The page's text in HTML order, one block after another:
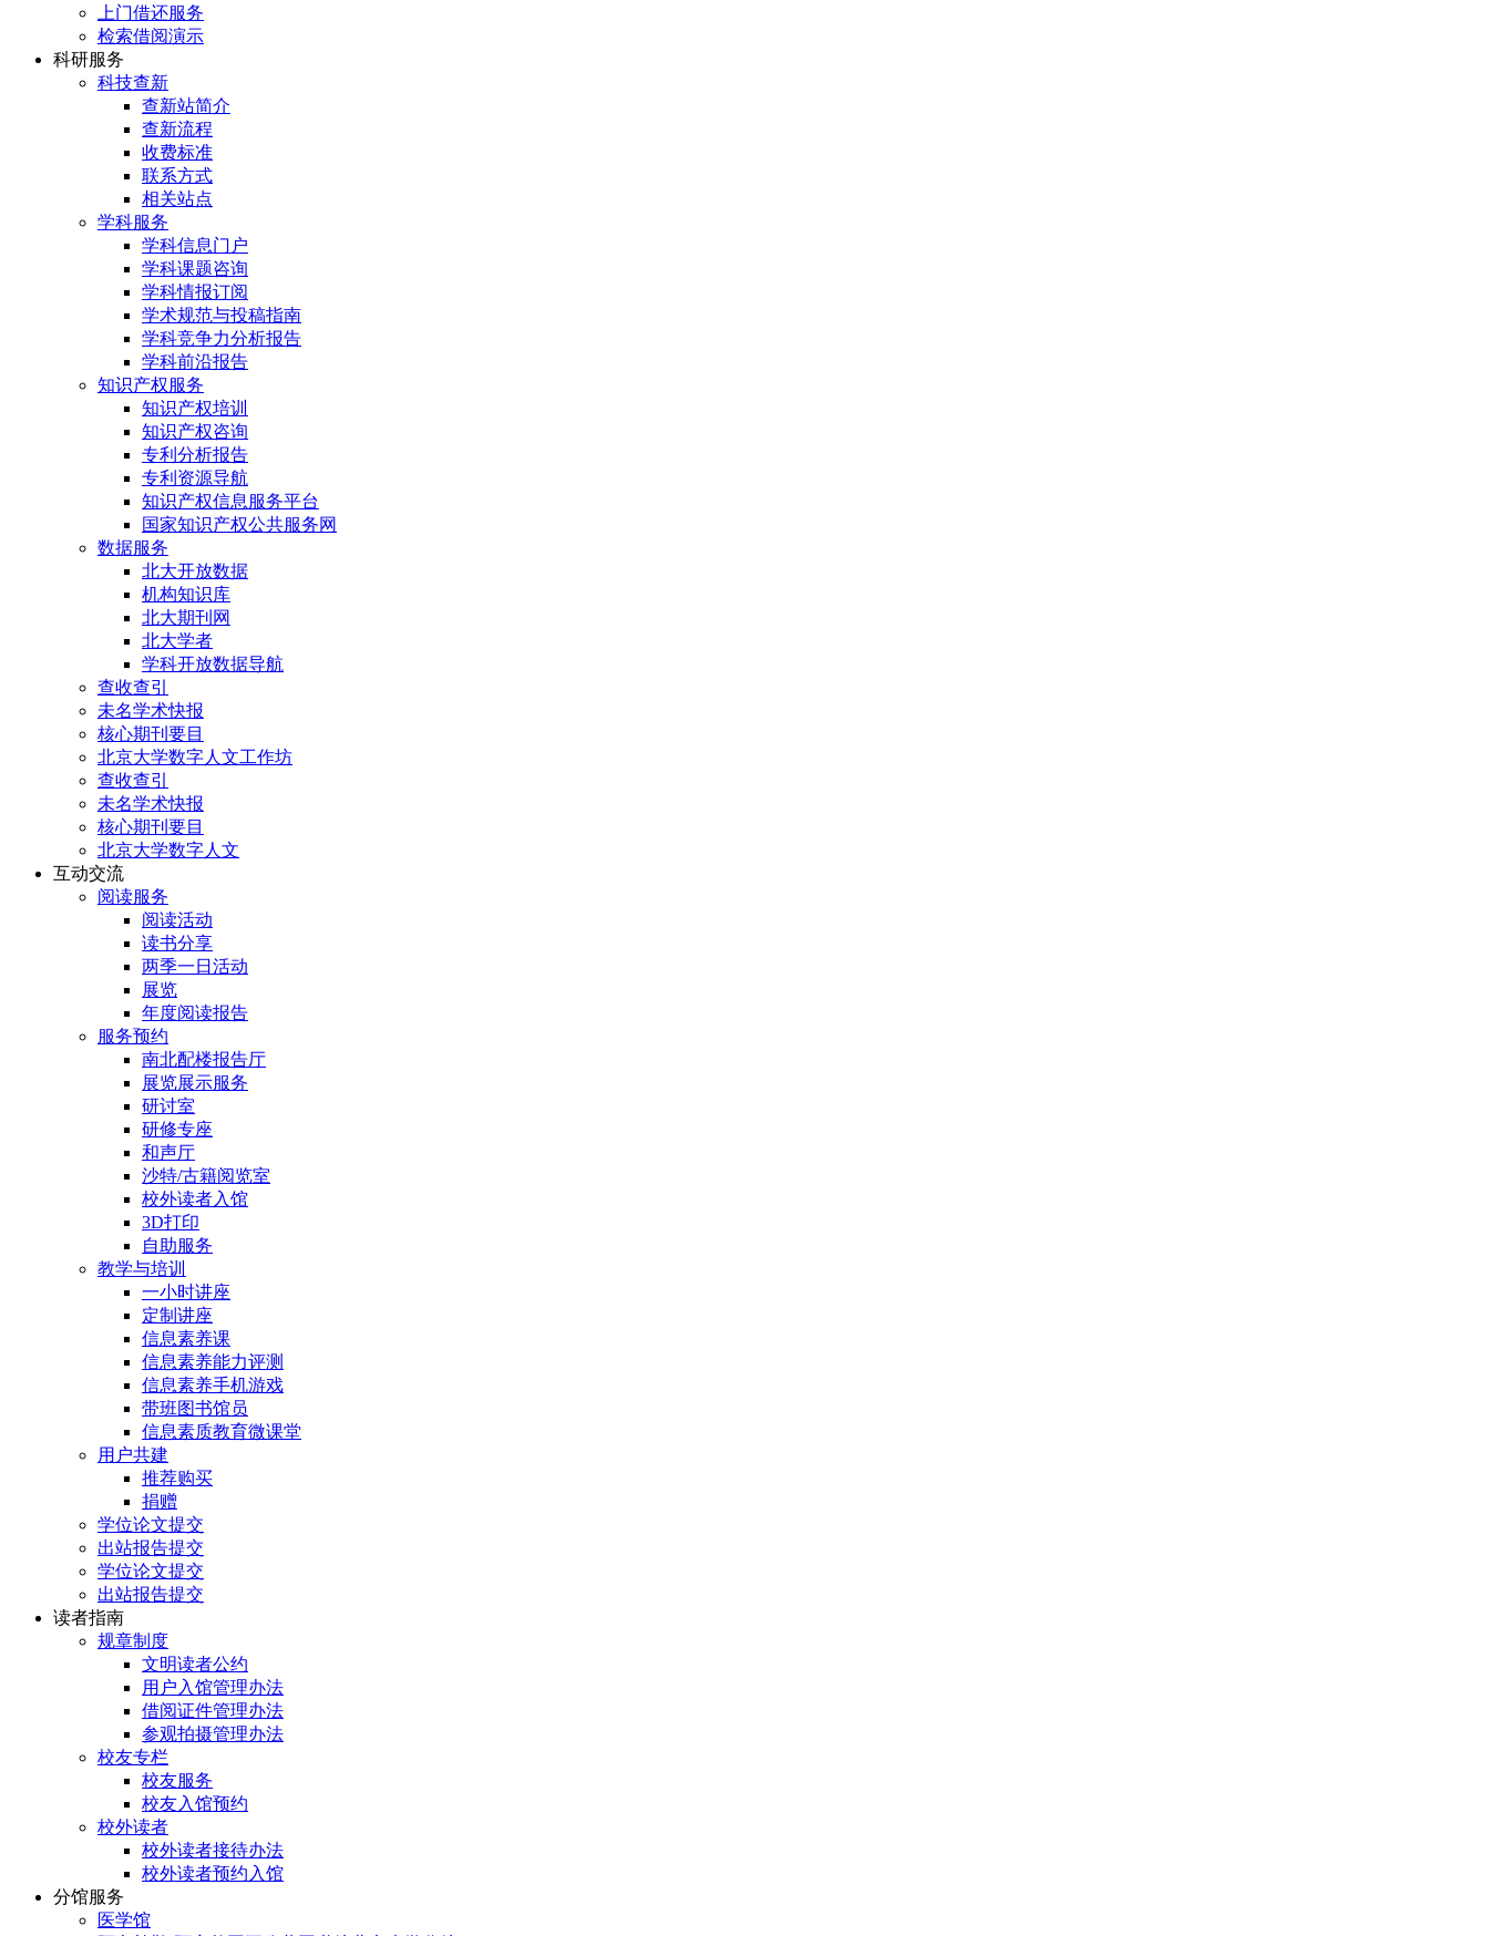
上门借还服务
检索借阅演示
科研服务
科技查新
查新站简介
查新流程
收费标准
联系方式
相关站点
学科服务
学科信息门户
学科课题咨询
学科情报订阅
学术规范与投稿指南
学科竞争力分析报告
学科前沿报告
知识产权服务
知识产权培训
知识产权咨询
专利分析报告
专利资源导航
知识产权信息服务平台
国家知识产权公共服务网
数据服务
北大开放数据
机构知识库
北大期刊网
北大学者
学科开放数据导航
查收查引
未名学术快报
核心期刊要目
北京大学数字人文工作坊
查收查引
未名学术快报
核心期刊要目
北京大学数字人文
互动交流
阅读服务
阅读活动
读书分享
两季一日活动
展览
年度阅读报告
服务预约
南北配楼报告厅
展览展示服务
研讨室
研修专座
和声厅
沙特/古籍阅览室
校外读者入馆
3D打印
自助服务
教学与培训
一小时讲座
定制讲座
信息素养课
信息素养能力评测
信息素养手机游戏
带班图书馆员
信息素质教育微课堂
用户共建
推荐购买
捐赠
学位论文提交
出站报告提交
学位论文提交
出站报告提交
读者指南
规章制度
文明读者公约
用户入馆管理办法
借阅证件管理办法
参观拍摄管理办法
校友专栏
校友服务
校友入馆预约
校外读者
校外读者接待办法
校外读者预约入馆
分馆服务
医学馆